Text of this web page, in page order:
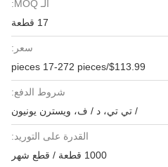
الـ MOQ:
17 قطعة
سعر:
$113.99/pieces 17-272 pieces
شروط الدفع:
/ تي تي، د / ف، ويسترن يونيون
القدرة على التوريد:
1000 قطعة / قطع شهر